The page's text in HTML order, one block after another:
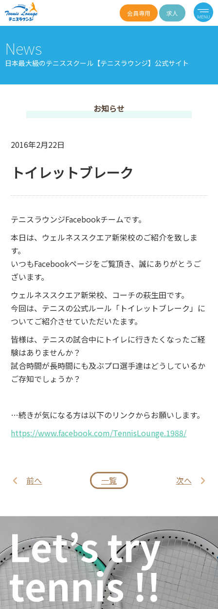
会員専用 求人
News
日本最大級のテニススクール【テニスラウンジ】公式サイト
お知らせ
2016年2月22日
トイレットブレーク
テニスラウンジFacebookチームです。
本日は、ウェルネススクエア新栄校のご紹介を致しま
す。
いつもFacebookページをご覧頂き、誠にありがとうご
ざいます。
ウェルネススクエア新栄校、コーチの萩生田です。
今回は、テニスの公式ルール「トイレットブレーク」に
ついてご紹介させていただいたます。
皆様は、テニスの試合中にトイレに行きたくなったご経
験はありませんか？
試合時間が長時間にも及ぶプロ選手達はどうしているか
ご存知でしょうか？
…続きが気になる方は以下のリンクからお願いします。
https://www.facebook.com/TennisLounge.1988/
前へ 一覧 次へ